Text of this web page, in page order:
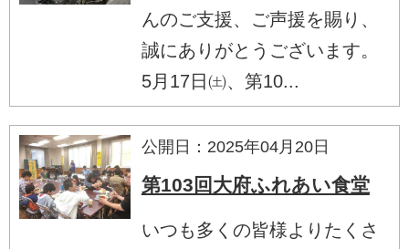
んのご支援、ご声援を賜り、
誠にありがとうございます。
5月17日㈯、第10...
公開日：2025年04月20日
第103回大府ふれあい食堂
いつも多くの皆様よりたくさ